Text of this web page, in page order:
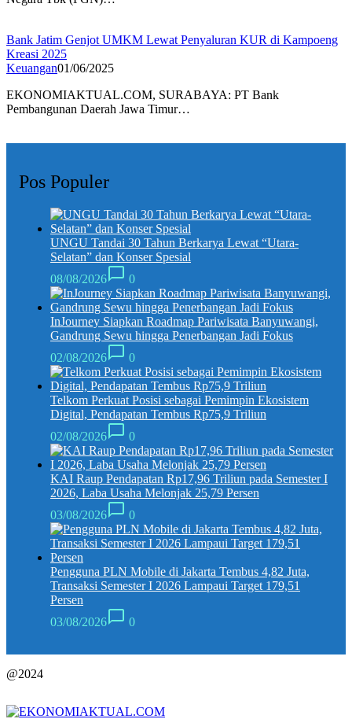
Bank Jatim Genjot UMKM Lewat Penyaluran KUR di Kampoeng
Kreasi 2025
Keuangan01/06/2025
EKONOMIAKTUAL.COM, SURABAYA: PT Bank
Pembangunan Daerah Jawa Timur…
Pos Populer
UNGU Tandai 30 Tahun Berkarya Lewat “Utara-
Selatan” dan Konser Spesial
08/08/2026
0
InJourney Siapkan Roadmap Pariwisata Banyuwangi,
Gandrung Sewu hingga Penerbangan Jadi Fokus
02/08/2026
0
Telkom Perkuat Posisi sebagai Pemimpin Ekosistem
Digital, Pendapatan Tembus Rp75,9 Triliun
02/08/2026
0
KAI Raup Pendapatan Rp17,96 Triliun pada Semester I
2026, Laba Usaha Melonjak 25,79 Persen
03/08/2026
0
Pengguna PLN Mobile di Jakarta Tembus 4,82 Juta,
Transaksi Semester I 2026 Lampaui Target 179,51
Persen
03/08/2026
0
@2024